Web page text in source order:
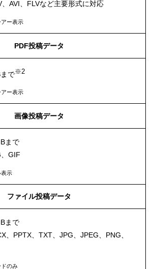
AVI、FLVなど主要形式に対応
ー表示
PDF投稿データ
で※2
ー表示
画像投稿データ
まで
GIF
示
ファイル投稿データ
まで
、PPTX、TXT、JPG、JPEG、PNG、
のみ